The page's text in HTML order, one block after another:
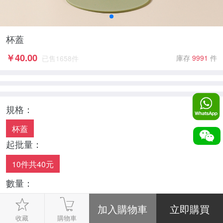
杯蓋
￥40.00 已售 1658件 庫存 9991 件
規格：
杯蓋
起批量：
10件共40元
數量：
-
+
收藏 購物車